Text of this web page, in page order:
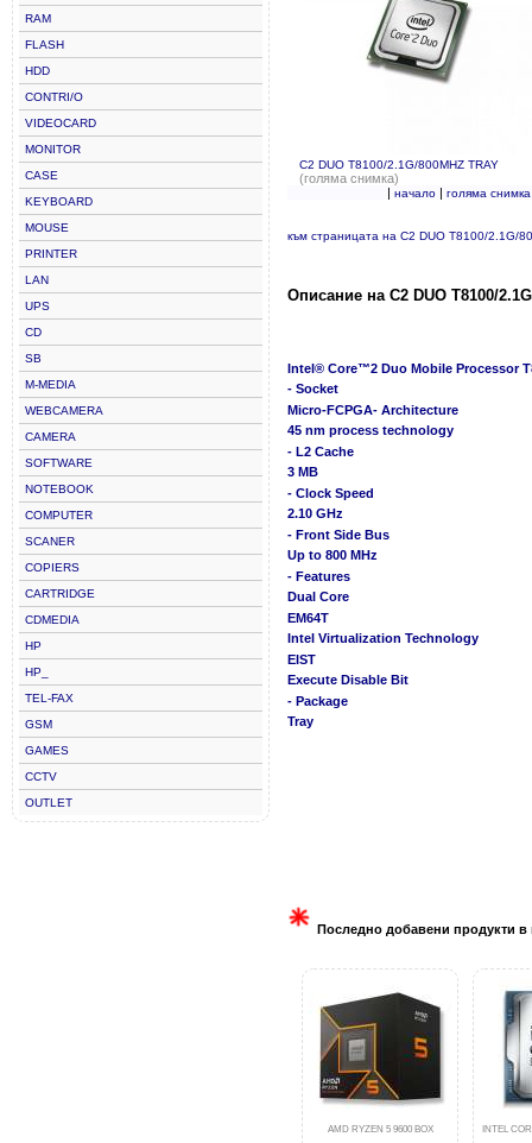
RAM
FLASH
HDD
CONTRI/O
VIDEOCARD
MONITOR
CASE
KEYBOARD
MOUSE
PRINTER
LAN
UPS
CD
SB
M-MEDIA
WEBCAMERA
CAMERA
SOFTWARE
NOTEBOOK
COMPUTER
SCANER
COPIERS
CARTRIDGE
CDMEDIA
HP
HP_
TEL-FAX
GSM
GAMES
CCTV
OUTLET
C2 DUO T8100/2.1G/800MHZ TRAY
(голяма снимка)
| начало| голяма снимка
към страницата на C2 DUO T8100/2.1G/
Описание на C2 DUO T8100/
Intel® Core™2 Duo Mobile Processor
- Socket
Micro-FCPGA- Architecture
45 nm process technology
- L2 Cache
3 MB
- Clock Speed
2.10 GHz
- Front Side Bus
Up to 800 MHz
- Features
Dual Core
EM64T
Intel Virtualization Technology
EIST
Execute Disable Bit
- Package
Tray
Последно добавени продукти в
AMD RYZEN 5 9600 BOX INTEL